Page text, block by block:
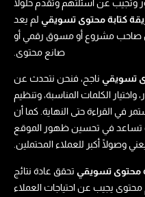
وتجيب عن أسئلتهم وتقدم حلولًا
كتابة محتوى تسويقي​ لم يعد
صاحب مشروع أو مسوق رقمي أو
صانع محتوى.
تسويقي​ ناجح، فنحن نتحدث عن
الكلمات المناسبة، وتنظيم
في القراءة حتى النهاية. كما أن
تساعد في تحسين ظهور الموقع
وصولًا أكبر للعملاء المحتملين.
محتوى تسويقي​ تحقق عادة نتائج
يجيب عن احتياجات العملاء